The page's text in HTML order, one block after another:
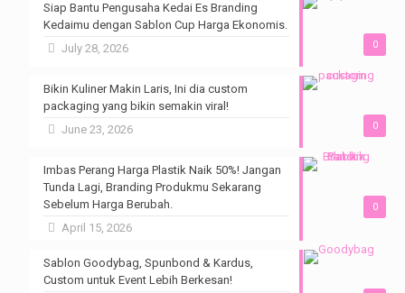
0
Siap Bantu Pengusaha Kedai Es Branding
Kedaimu dengan Sablon Cup Harga Ekonomis.
July 28, 2026
0
Bikin Kuliner Makin Laris, Ini dia custom
packaging yang bikin semakin viral!
June 23, 2026
0
Imbas Perang Harga Plastik Naik 50%! Jangan
Tunda Lagi, Branding Produkmu Sekarang
Sebelum Harga Berubah.
April 15, 2026
Sablon Goodybag, Spunbond & Kardus,
Custom untuk Event Lebih Berkesan!